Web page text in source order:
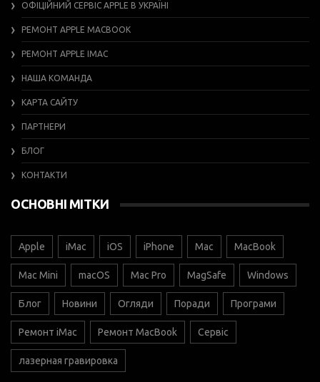
ОФІЦІЙНИЙ СЕРВІС APPLE В УКРАЇНІ
РЕМОНТ APPLE MACBOOK
РЕМОНТ APPLE IMAC
НАША КОМАНДА
КАРТА САЙТУ
ПАРТНЕРИ
БЛОГ
КОНТАКТИ
ОСНОВНІ МІТКИ
Apple iMac iOS iPhone Mac MacBook
Mac Mini macOS Mac Pro MagSafe Windows
Блог Новини Огляди Поради Програми
Ремонт iMac Ремонт MacBook Сервіс
лазерная гравировка